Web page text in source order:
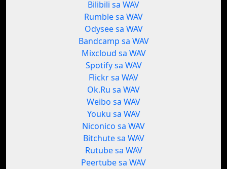
Bilibili sa WAV
Rumble sa WAV
Odysee sa WAV
Bandcamp sa WAV
Mixcloud sa WAV
Spotify sa WAV
Flickr sa WAV
Ok.Ru sa WAV
Weibo sa WAV
Youku sa WAV
Niconico sa WAV
Bitchute sa WAV
Rutube sa WAV
Peertube sa WAV